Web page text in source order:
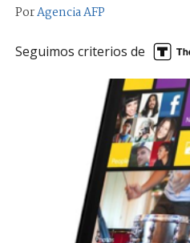
PorAgencia AFP
Seguimos criterios de